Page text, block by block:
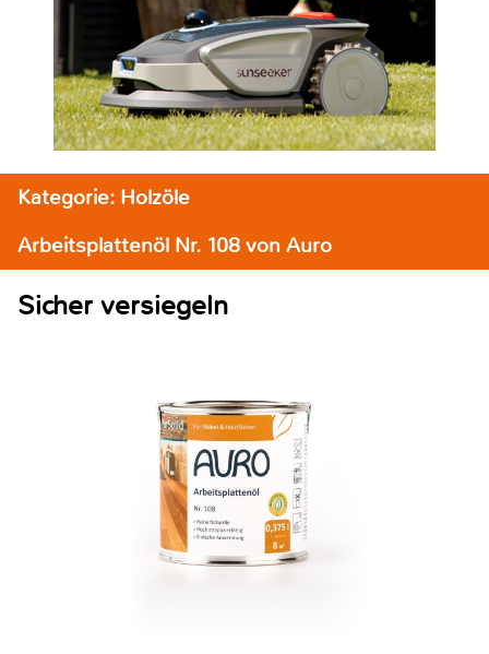
Kategorie: Holzöle
Arbeitsplattenöl Nr. 108 von Auro
Sicher versiegeln